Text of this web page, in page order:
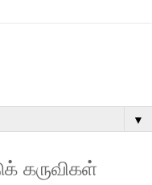
▼
கருவிகள்